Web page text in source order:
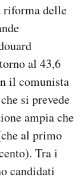
riforma delle
al 43,6
il comunista
si prevede
ampia che
al primo
Tra i
candidati